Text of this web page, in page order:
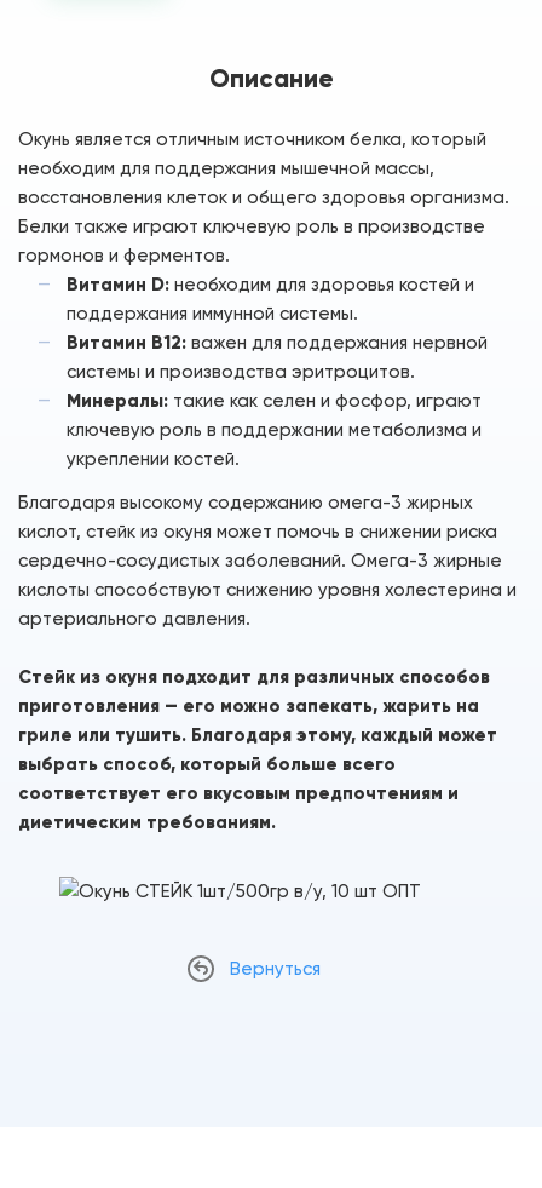
Описание
Окунь является отличным источником белка, который
необходим для поддержания мышечной массы,
восстановления клеток и общего здоровья организма.
Белки также играют ключевую роль в производстве
гормонов и ферментов.
Витамин D: необходим для здоровья костей и
поддержания иммунной системы.
Витамин B12: важен для поддержания нервной
системы и производства эритроцитов.
Минералы: такие как селен и фосфор, играют
ключевую роль в поддержании метаболизма и
укреплении костей.
Благодаря высокому содержанию омега-3 жирных
кислот, стейк из окуня может помочь в снижении риска
сердечно-сосудистых заболеваний. Омега-3 жирные
кислоты способствуют снижению уровня холестерина и
артериального давления.
Стейк из окуня подходит для различных способов
приготовления — его можно запекать, жарить на
гриле или тушить. Благодаря этому, каждый может
выбрать способ, который больше всего
соответствует его вкусовым предпочтениям и
диетическим требованиям.
Вернуться